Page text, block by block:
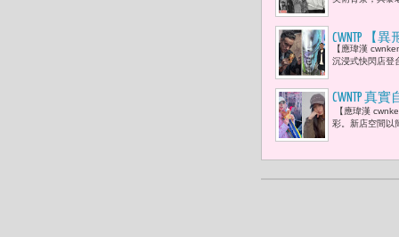
CWNTP 【
直是《異
【應瑋漢
沉浸式快閃店登
CWNTP 真
周子瑜及
【應瑋漢
彩。新店空間以